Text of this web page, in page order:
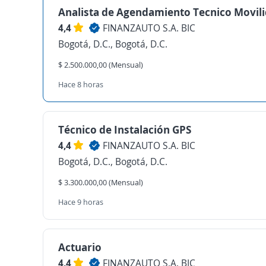
Analista de Agendamiento Tecnico
4,4
FINANZAUTO S.A. BIC
Bogotá, D.C., Bogotá, D.C.
$ 2.500.000,00 (Mensual)
Hace 8 horas
Técnico de Instalación GPS
4,4
FINANZAUTO S.A. BIC
Bogotá, D.C., Bogotá, D.C.
$ 3.300.000,00 (Mensual)
Hace 9 horas
Actuario
4,4 FINANZAUTO S.A. BIC